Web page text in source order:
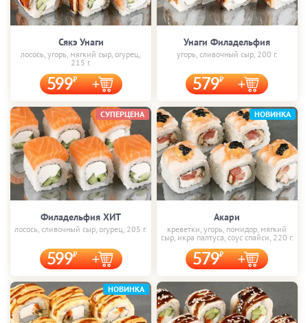
Сякэ Унаги
лосось, угорь, мягкий сыр, огурец,
215 г.
599
Унаги Филадельфия
угорь, сливочный сыр, 200 г.
579
Филадельфия ХИТ
лосось, сливочный сыр, огурец, 205 г.
599
СУПЕРЦЕНА
Акари
креветки, угорь, помидор, мягкий
сыр, икра палтуса, соус спайси, 220 г.
579
НОВИНКА
НОВИНКА